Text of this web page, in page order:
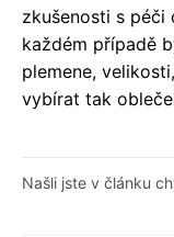
zkušenosti s péči
každém případě
plemene,
vybírat tak
Našli jste v článku